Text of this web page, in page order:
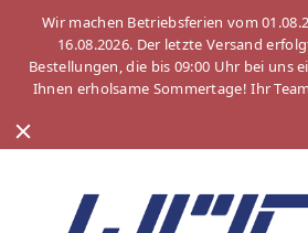
Wir machen Betriebsferien vom
16.08.2026. Der letzte Versand
Bestellungen, die bis 09:00 Uhr bei uns
Ihnen erholsame Sommertage! Ihr